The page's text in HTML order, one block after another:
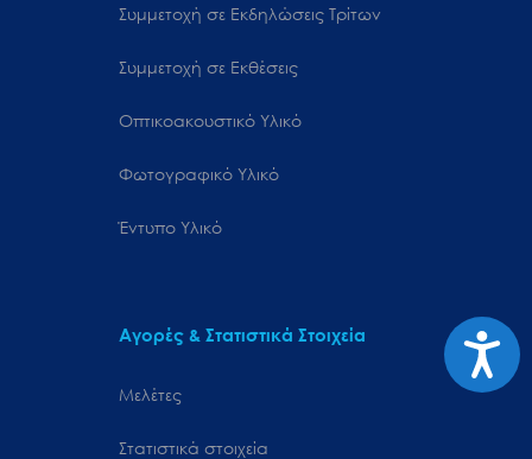
Συμμετοχή σε Εκδηλώσεις Τρίτων
Συμμετοχή σε Εκθέσεις
Οπτικοακουστικό Υλικό
Φωτογραφικό Υλικό
Έντυπο Υλικό
Αγορές & Στατιστικά Στοιχεία
Μελέτες
Στατιστικά στοιχεία